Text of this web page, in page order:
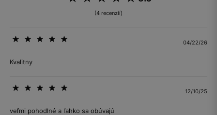
(4 recenzií)
04/22/26
Kvalitny
12/10/25
veľmi pohodlné a ľahko sa obúvajú